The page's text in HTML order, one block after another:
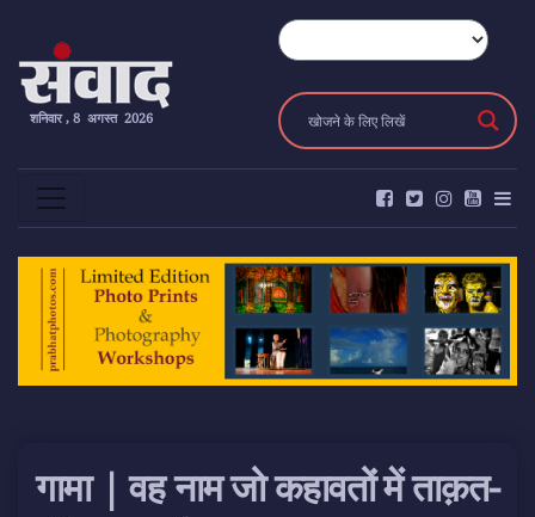
शनिवार , 8 अगस्त 2026
गामा | वह नाम जो कहावतों में ताक़त-